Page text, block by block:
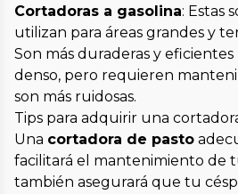
Cortadoras a gasolina: Estas
utilizan para áreas grandes y
Son más duraderas y
denso, pero requieren
son más ruidosas.
Tips para adquirir una
Una cortadora de pasto
facilitará el mantenimiento de
también asegurará que tu